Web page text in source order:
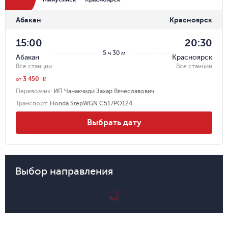
Выбор направления
Абакан Красноярск
5 ч 30 м
15:00
Абакан
Все станции
20:30
Красноярск
Все станции
Перевозчик: ИП Чанакчиди Захар Вячеславович
Транспорт: Honda StepWGN С517РО124
от 3 450 r
Выбрать дату